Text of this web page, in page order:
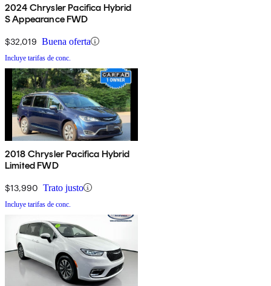
2024 Chrysler Pacifica Hybrid
S Appearance FWD
$32,019 Buena oferta
Incluye tarifas de conc.
2018 Chrysler Pacifica Hybrid
Limited FWD
$13,990 Trato justo
Incluye tarifas de conc.